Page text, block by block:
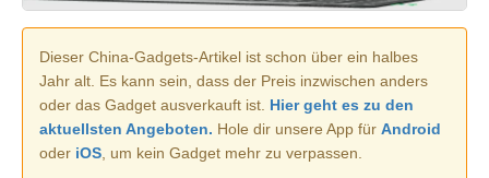
Dieser China-Gadgets-Artikel ist schon über ein halbes
Jahr alt. Es kann sein, dass der Preis inzwischen anders
oder das Gadget ausverkauft ist. Hier geht es zu den
aktuellsten Angeboten. Hole dir unsere App für Android
oder iOS, um kein Gadget mehr zu verpassen.